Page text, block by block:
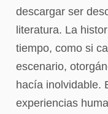
descargar ser
literatura. La
tiempo, como si
escenario,
hacía inolvidable.
experiencias